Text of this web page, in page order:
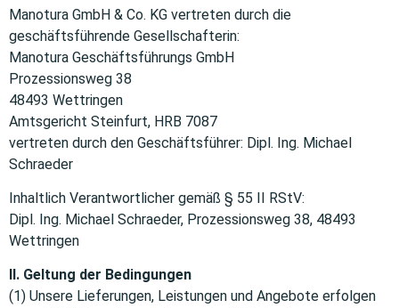
Manotura GmbH & Co. KG vertreten durch die
geschäftsführende Gesellschafterin:
Manotura Geschäftsführungs GmbH
Prozessionsweg 38
48493 Wettringen
Amtsgericht Steinfurt, HRB 7087
vertreten durch den Geschäftsführer: Dipl. Ing. Michael
Schraeder
Inhaltlich Verantwortlicher gemäß § 55 II RStV:
Dipl. Ing. Michael Schraeder, Prozessionsweg 38, 48493
Wettringen
II. Geltung der Bedingungen
(1) Unsere Lieferungen, Leistungen und Angebote erfolgen